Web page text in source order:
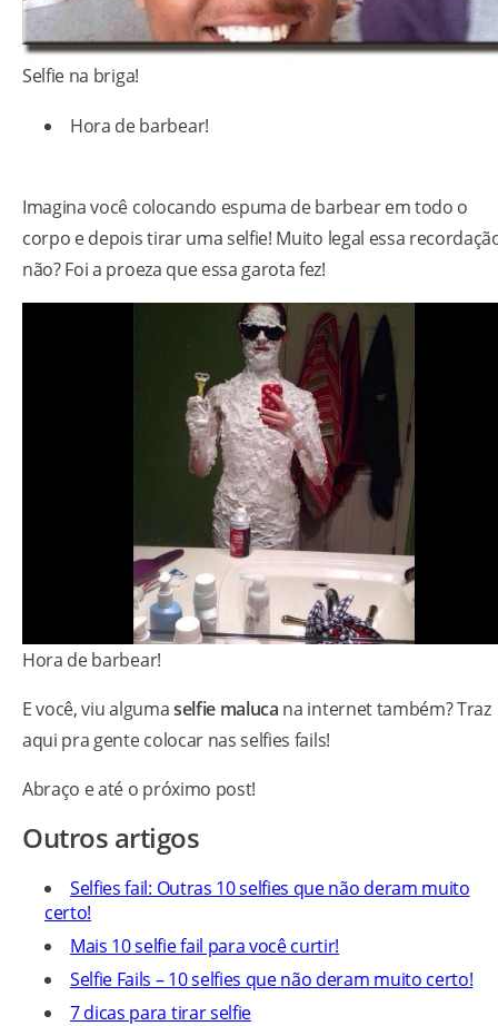
Selfie na briga!
Hora de barbear!
Imagina você colocando espuma de barbear em todo o
corpo e depois tirar uma selfie! Muito legal essa
não? Foi a proeza que essa garota fez!
Hora de barbear!
E você, viu algumaselfie maluca na internet também? Traz
aqui pra gente colocar nas selfies fails!
Abraço e até o próximo post!
Outros artigos
Selfies fail: Outras 10 selfies que não deram muito
certo!
Mais 10 selfie fail para você curtir!
Selfie Fails – 10 selfies que não deram muito certo!
7 dicas para tirar selfie